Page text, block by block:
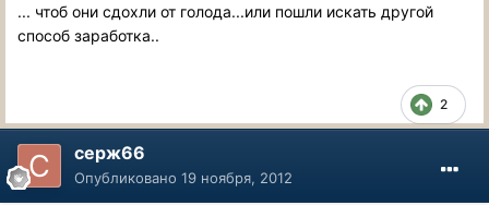
... чтоб они сдохли от голода...или пошли искать другой
способ заработка..
2
серж66
Опубликовано 19 ноября, 2012